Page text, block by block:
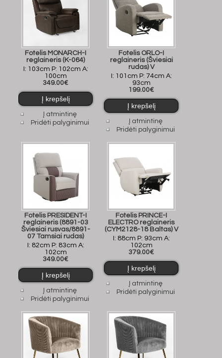
Fotelis MONARCH-I
reglaineris (K-064)
I: 103cm P: 102cm A:
100cm
349.00€
Į atmintinę
Pridėti palyginimui
Fotelis ORLO-I
reglaineris (Šviesiai
rudas) V
I: 101cm P: 74cm A:
93cm
199.00€
Į atmintinę
Pridėti palyginimui
Fotelis PRESIDENT-I
reglaineris (8891-03
Šviesiai rusvas/8891-
07 Tamsiai rudas)
I: 82cm P: 83cm A:
102cm
349.00€
Į atmintinę
Pridėti palyginimui
Fotelis PRINCE-I
ELECTRO reglaineris
(CYM2128-18 Baltas) V
I: 88cm P: 93cm A:
102cm
379.00€
Į atmintinę
Pridėti palyginimui